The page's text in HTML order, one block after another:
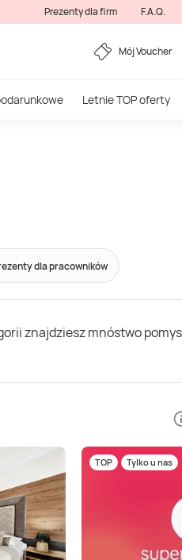
Prezenty dla firm F.A.Q.
Mój Voucher
Letnie TOP oferty
dla pracowników
znajdziesz mnóstwo
TOP Tylko u nas